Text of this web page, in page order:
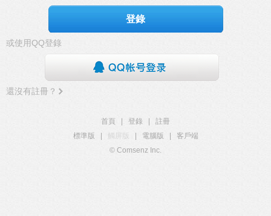
登錄
或使用QQ登錄
還沒有註冊？
首頁 登錄
註冊
標準版
觸屏版 電腦版
客戶端
© Comsenz Inc.